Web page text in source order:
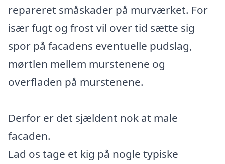
repareret småskader på murværket. For
især fugt og frost vil over tid sætte sig
spor på facadens eventuelle pudslag,
mørtlen mellem murstenene og
overfladen på murstenene.
Derfor er det sjældent nok at male
facaden.
Lad os tage et kig på nogle typiske